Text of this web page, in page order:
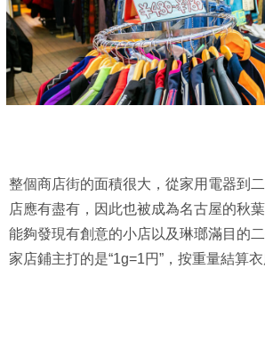
整個商店街的面積很大，從家用電器到
店應有盡有，因此也被成為名古屋的秋
能夠發現有創意的小店以及琳瑯滿目的
家店鋪主打的是“1g=1円”，按重量結算